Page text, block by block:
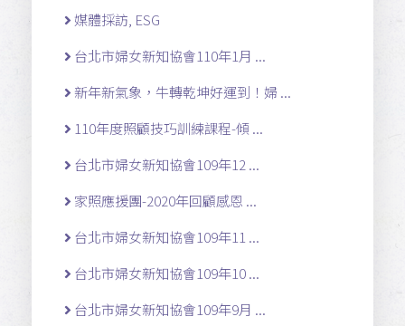
媒體採訪, ESG
台北市婦女新知協會110年1月 ...
新年新氣象，牛轉乾坤好運到！婦 ...
110年度照顧技巧訓練課程-傾 ...
台北市婦女新知協會109年12 ...
家照應援團-2020年回顧感恩 ...
台北市婦女新知協會109年11 ...
台北市婦女新知協會109年10 ...
台北市婦女新知協會109年9月 ...